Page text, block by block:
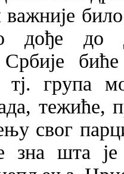
важније
дође до
Србије
група
тежиће,
свог
зна шта